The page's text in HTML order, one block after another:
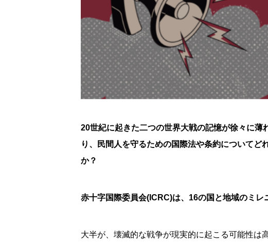
20世紀に起きた二つの世界大戦の記憶が徐々に
り、民間人を守るための国際法や条約について
か？
赤十字国際委員会(ICRC)は、16の国と地域のミレ
大半が、壊滅的な戦争が現実的に起こる可能性は